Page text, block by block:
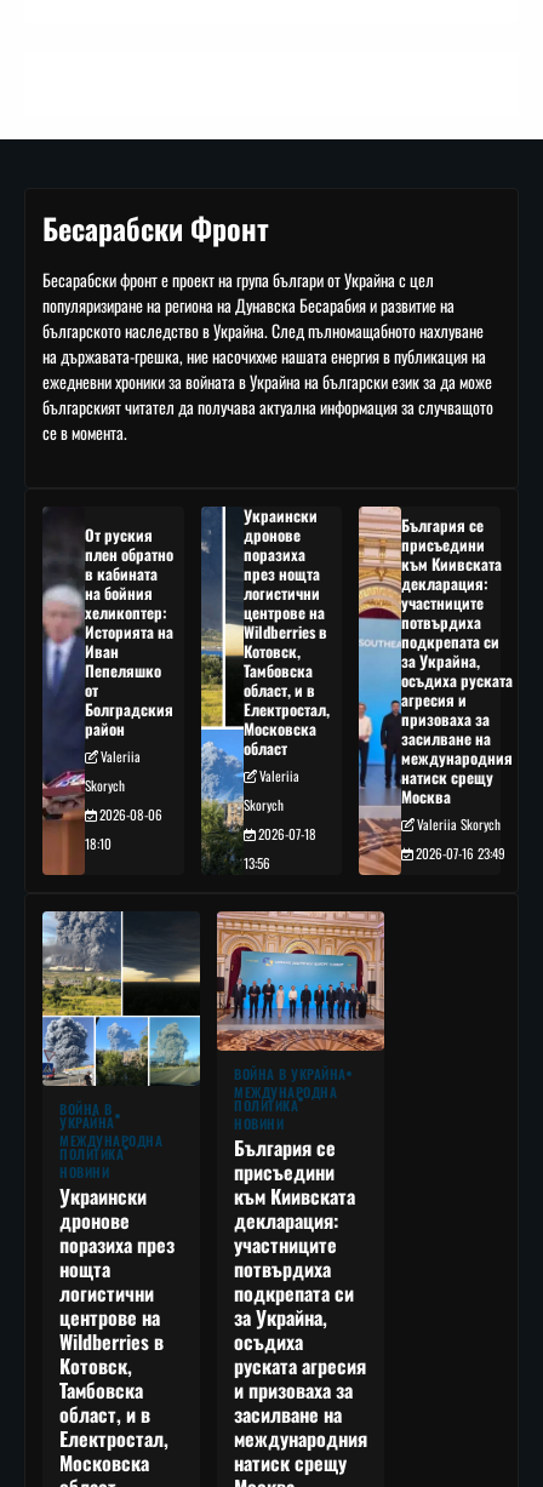
Бесарабски Фронт
Бесарабски фронт е проект на група българи от Украйна с цел
популяризиране на региона на Дунавска Бесарабия и развитие на
българското наследство в Украйна. След пълномащабното нахлуване
на държавата-грешка, ние насочихме нашата енергия в публикация на
ежедневни хроники за войната в Украйна на български език за да може
българският читател да получава актуална информация за случващото
се в момента.
От руския
плен обратно
в кабината
на бойния
хеликоптер:
Историята на
Иван
Пепеляшко
от
Болградския
район
Valeriia
Skorych
2026-08-06
18:10
Украински
дронове
поразиха
през нощта
логистични
центрове на
Wildberries в
Котовск,
Тамбовска
област, и в
Електростал,
Московска
област
Valeriia
Skorych
2026-07-18
13:56
България се
присъедини
към Киивската
декларация:
участниците
потвърдиха
подкрепата си
за Украйна,
осъдиха руската
агресия и
призоваха за
засилване на
международния
натиск срещу
Москва
Valeriia Skorych
2026-07-16 23:49
ВОЙНА В
УКРАЙНА
МЕЖДУНАРОДНА
ПОЛИТИКА
НОВИНИ
Украински
дронове
поразиха през
нощта
логистични
центрове на
Wildberries в
Котовск,
Тамбовска
област, и в
Електростал,
Московска
ВОЙНА В УКРАЙНА
МЕЖДУНАРОДНА
ПОЛИТИКА
НОВИНИ
България се
присъедини
към Киивската
декларация:
участниците
потвърдиха
подкрепата си
за Украйна,
осъдиха
руската агресия
и призоваха за
засилване на
международния
натиск срещу